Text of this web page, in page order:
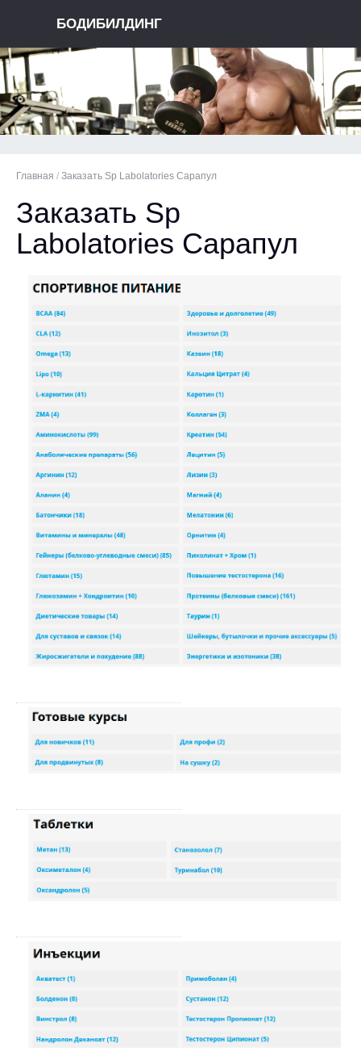
БОДИБИЛДИНГ
Главная / Заказать Sp Labolatories Сарапул
Заказать Sp
Labolatories Сарапул